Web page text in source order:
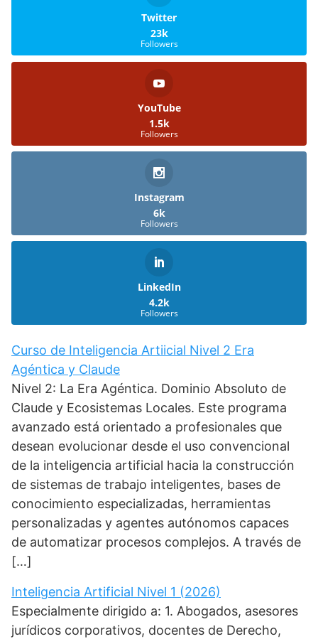
Twitter
23k
Followers
YouTube
1.5k
Followers
Instagram
6k
Followers
LinkedIn
4.2k
Followers
Curso de Inteligencia Artiicial Nivel 2 Era
Agéntica y Claude
Nivel 2: La Era Agéntica. Dominio Absoluto de
Claude y Ecosistemas Locales. Este programa
avanzado está orientado a profesionales que
desean evolucionar desde el uso convencional
de la inteligencia artificial hacia la construcción
de sistemas de trabajo inteligentes, bases de
conocimiento especializadas, herramientas
personalizadas y agentes autónomos capaces
de automatizar procesos complejos. A través de
[…]
Inteligencia Artificial Nivel 1 (2026)
Especialmente dirigido a: 1. Abogados, asesores
jurídicos corporativos, docentes de Derecho,